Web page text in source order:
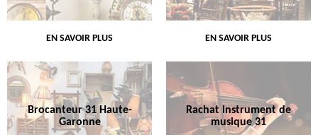
EN SAVOIR PLUS EN SAVOIR PLUS
Brocanteur 31 Haute-
Garonne
Rachat instrument de
musique 31